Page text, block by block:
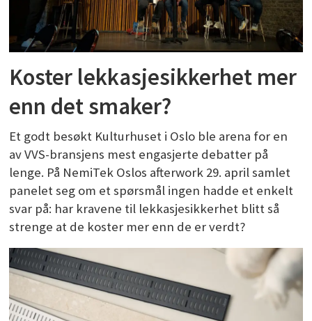
Koster lekkasjesikkerhet mer
enn det smaker?
Et godt besøkt Kulturhuset i Oslo ble arena for en
av VVS-bransjens mest engasjerte debatter på
lenge. På NemiTek Oslos afterwork 29. april samlet
panelet seg om et spørsmål ingen hadde et enkelt
svar på: har kravene til lekkasjesikkerhet blitt så
strenge at de koster mer enn de er verdt?